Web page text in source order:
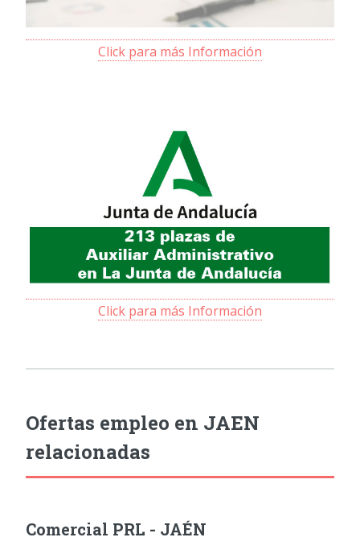
Click para más Información
Click para más Información
Ofertas empleo en JAEN
relacionadas
Comercial PRL - JAÉN